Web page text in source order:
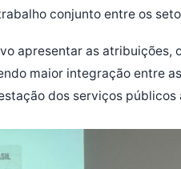
conjunto entre os
apresentar as atribuições,
maior integração entre
dos serviços públicos